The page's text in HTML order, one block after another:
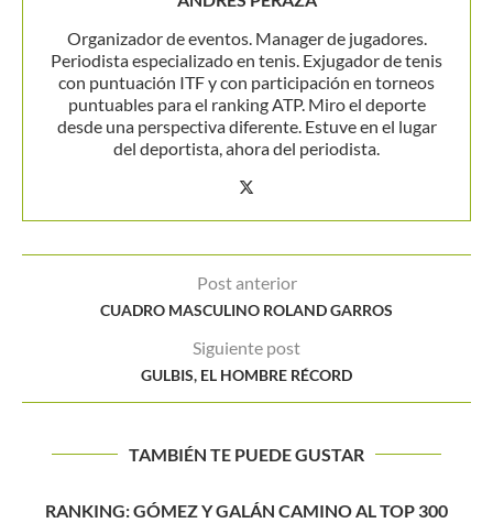
Organizador de eventos. Manager de jugadores.
Periodista especializado en tenis. Exjugador de tenis
con puntuación ITF y con participación en torneos
puntuables para el ranking ATP. Miro el deporte
desde una perspectiva diferente. Estuve en el lugar
del deportista, ahora del periodista.
Post anterior
CUADRO MASCULINO ROLAND GARROS
Siguiente post
GULBIS, EL HOMBRE RÉCORD
TAMBIÉN TE PUEDE GUSTAR
HISTÓRICO: MARIANA DUQUE A TERCERA RONDA